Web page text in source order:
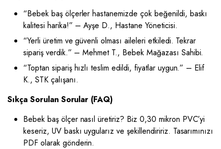
“Bebek baş ölçerler hastanemizde çok beğenildi, baskı
kalitesi harika!” – Ayşe D., Hastane Yöneticisi.
“Yerli üretim ve güvenli olması aileleri etkiledi. Tekrar
sipariş verdik.” – Mehmet T., Bebek Mağazası Sahibi.
“Toptan sipariş hızlı teslim edildi, fiyatlar uygun.” – Elif
K., STK çalışanı.
Sıkça Sorulan Sorular (FAQ)
Bebek baş ölçer nasıl üretiriz? Biz 0,30 mikron PVC’yi
keseriz, UV baskı uygularız ve şekillendiririz. Tasarımınızı
PDF olarak gönderin.